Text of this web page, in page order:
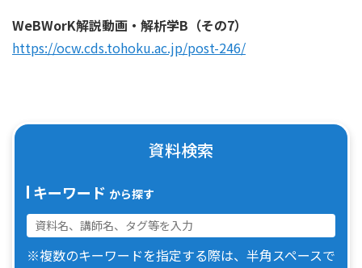
WeBWorK解説動画・解析学B（その7）
https://ocw.cds.tohoku.ac.jp/post-246/
資料検索
キーワード から探す
※複数のキーワードを指定する際は、半角スペースで